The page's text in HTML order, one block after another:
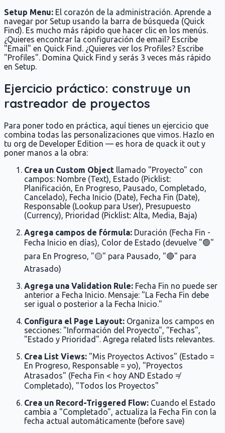
Setup Menu: El corazón de la administración. Aprende a
navegar por Setup usando la barra de búsqueda (Quick
Find). Es mucho más rápido que hacer clic en los menús.
¿Quieres encontrar la configuración de email? Escribe
"Email" en Quick Find. ¿Quieres ver los Profiles? Escribe
"Profiles". Domina Quick Find y serás 3 veces más rápido
en Setup.
Ejercicio práctico: construye un
rastreador de proyectos
Para poner todo en práctica, aquí tienes un ejercicio que
combina todas las personalizaciones que vimos. Hazlo en
tu org de Developer Edition — es hora de quack it out y
poner manos a la obra:
Crea un Custom Object llamado "Proyecto" con
campos: Nombre (Text), Estado (Picklist:
Planificación, En Progreso, Pausado, Completado,
Cancelado), Fecha Inicio (Date), Fecha Fin (Date),
Responsable (Lookup para User), Presupuesto
(Currency), Prioridad (Picklist: Alta, Media, Baja)
Agrega campos de fórmula: Duración (Fecha Fin -
Fecha Inicio en días), Color de Estado (devuelve "🟢"
para En Progreso, "🟡" para Pausado, "🔴" para
Atrasado)
Agrega una Validation Rule: Fecha Fin no puede ser
anterior a Fecha Inicio. Mensaje: "La Fecha Fin debe
ser igual o posterior a la Fecha Inicio."
Configura el Page Layout: Organiza los campos en
secciones: "Información del Proyecto", "Fechas",
"Estado y Prioridad". Agrega related lists relevantes.
Crea List Views: "Mis Proyectos Activos" (Estado =
En Progreso, Responsable = yo), "Proyectos
Atrasados" (Fecha Fin < hoy AND Estado ≠
Completado), "Todos los Proyectos"
Crea un Record-Triggered Flow: Cuando el Estado
cambia a "Completado", actualiza la Fecha Fin con la
fecha actual automáticamente (before save)